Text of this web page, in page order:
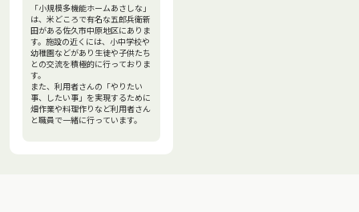
「小規模多機能ホームあさしな」
は、米どころで有名な五郎兵衛新
田がある佐久市中原地区にありま
す。施設の近くには、小中学校や
幼稚園などがあり生徒や子供たち
との交流を積極的に行っておりま
す。
また、利用者さんの「やりたい
事、したい事」を実現するために
畑作業や料理作りなど利用者さん
と職員で一緒に行っています。